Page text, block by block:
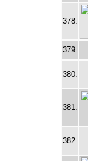
378.
379.
380.
381.
382.